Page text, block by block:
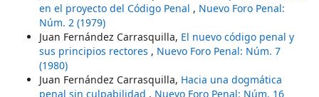
en el proyecto del Código Penal , Nuevo Foro Penal:
Núm. 2 (1979)
Juan Fernández Carrasquilla, El nuevo código penal y
sus principios rectores , Nuevo Foro Penal: Núm. 7
(1980)
Juan Fernández Carrasquilla, Hacia una dogmática
penal sin culpabilidad , Nuevo Foro Penal: Núm. 16